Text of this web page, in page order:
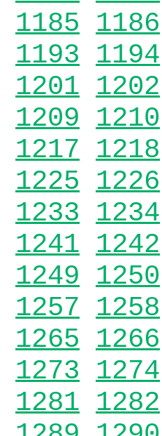
1185 1186
1193 1194
1201 1202
1209 1210
1217 1218
1225 1226
1233 1234
1241 1242
1249 1250
1257 1258
1265 1266
1273 1274
1281 1282